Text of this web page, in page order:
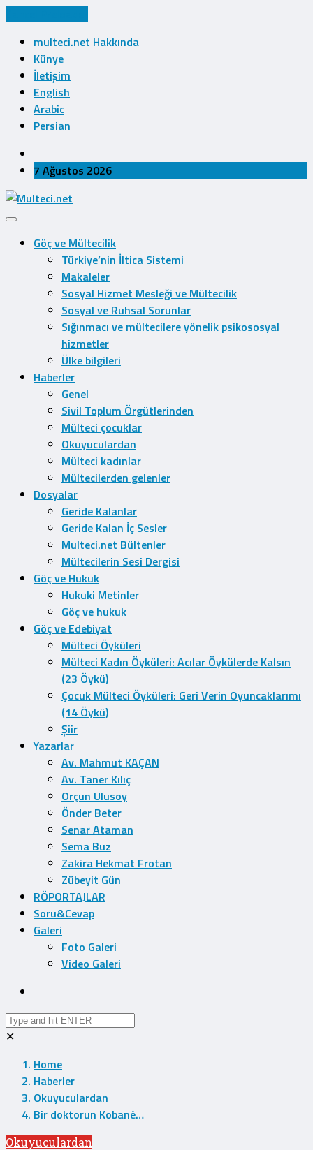
multeci.net Hakkında
Künye
İletişim
English
Arabic
Persian
7 Ağustos 2026
Göç ve Mültecilik
Türkiye’nin İltica Sistemi
Makaleler
Sosyal Hizmet Mesleği ve Mültecilik
Sosyal ve Ruhsal Sorunlar
Sığınmacı ve mültecilere yönelik psikososyal
hizmetler
Ülke bilgileri
Haberler
Genel
Sivil Toplum Örgütlerinden
Mülteci çocuklar
Okuyuculardan
Mülteci kadınlar
Mültecilerden gelenler
Dosyalar
Geride Kalanlar
Geride Kalan İç Sesler
Multeci.net Bültenler
Mültecilerin Sesi Dergisi
Göç ve Hukuk
Hukuki Metinler
Göç ve hukuk
Göç ve Edebiyat
Mülteci Öyküleri
Mülteci Kadın Öyküleri: Acılar Öykülerde Kalsın
(23 Öykü)
Çocuk Mülteci Öyküleri: Geri Verin Oyuncaklarımı
(14 Öykü)
Şiir
Yazarlar
Av. Mahmut KAÇAN
Av. Taner Kılıç
Orçun Ulusoy
Önder Beter
Senar Ataman
Sema Buz
Zakira Hekmat Frotan
Zübeyit Gün
RÖPORTAJLAR
Soru&Cevap
Galeri
Foto Galeri
Video Galeri
✕
Home
Haberler
Okuyuculardan
Bir doktorun Kobanê…
Okuyuculardan